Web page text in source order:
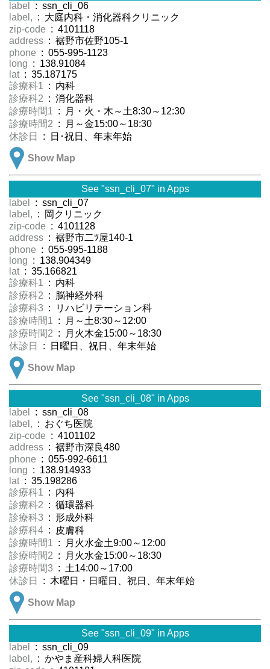
label
: ssn_cli_06
label, : 大庭内科・消化器科クリニック
zip-code : 4101118
address : 裾野市佐野105-1
phone : 055-995-1123
long : 138.91084
lat : 35.187175
診療科1 : 内科
診療科2 : 消化器科
診療時間1 : 月・火・木～土8:30～12:30
診療時間2 : 月～金15:00～18:30
休診日
: 日･祝日、年末年始
Show Map
See "ssn_cli_07" in Apps
label
: ssn_cli_07
label, : 岡クリニック
zip-code : 4101128
address : 裾野市二ﾂ屋140-1
phone : 055-995-1188
long : 138.904349
lat : 35.166821
診療科1 : 内科
診療科2 : 脳神経外科
診療科3 : リハビリテーション科
診療時間1 : 月～土8:30～12:00
診療時間2 : 月火木金15:00～18:30
休診日
: 日曜日、祝日、年末年始
Show Map
See "ssn_cli_08" in Apps
label
: ssn_cli_08
label, : おぐち医院
zip-code : 4101102
address : 裾野市深良480
phone : 055-992-6611
long : 138.914933
lat : 35.198286
診療科1 : 内科
診療科2 : 循環器科
診療科3 : 形成外科
診療科4 : 皮膚科
診療時間1 : 月火水金土9:00～12:00
診療時間2 : 月火水金15:00～18:30
診療時間3 : 土14:00～17:00
休診日
: 木曜日・日曜日、祝日、年末年始
Show Map
See "ssn_cli_09" in Apps
label
: ssn_cli_09
label, : かやま産科婦人科医院